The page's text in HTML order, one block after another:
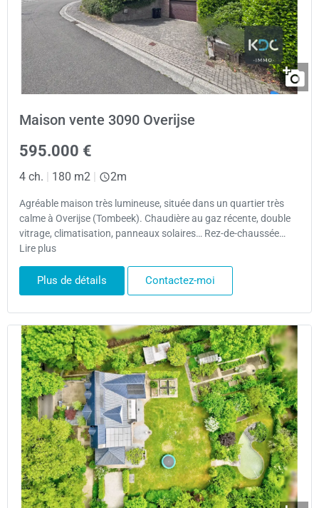
Maison vente 3090 Overijse
595.000 €
4 ch. 180 m2 2m
Agréable maison très lumineuse, située dans un quartier très
calme à Overijse (Tombeek). Chaudière au gaz récente, double
vitrage, climatisation, panneaux solaires… Rez-de-chaussée…
Lire plus
Plus de détails Contactez-moi